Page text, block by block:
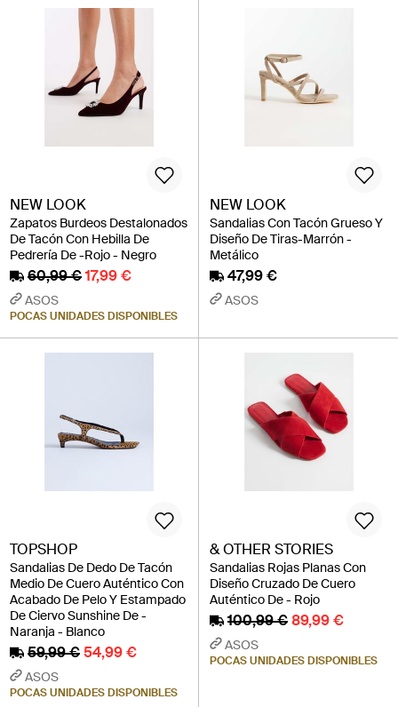
NEW LOOK
Zapatos Burdeos Destalonados
De Tacón Con Hebilla De
Pedrería De -Rojo - Negro
60,99 €17,99 €
ASOS
POCAS UNIDADES DISPONIBLES
NEW LOOK
Sandalias Con Tacón Grueso Y
Diseño De Tiras-Marrón -
Metálico
47,99 €
ASOS
TOPSHOP
Sandalias De Dedo De Tacón
Medio De Cuero Auténtico Con
Acabado De Pelo Y Estampado
De Ciervo Sunshine De -
Naranja - Blanco
59,99 €54,99 €
ASOS
POCAS UNIDADES DISPONIBLES
& OTHER STORIES
Sandalias Rojas Planas Con
Diseño Cruzado De Cuero
Auténtico De - Rojo
100,99 €89,99 €
ASOS
POCAS UNIDADES DISPONIBLES